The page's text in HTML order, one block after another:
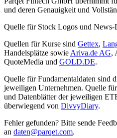
und deren Genauigkeit und
Quelle für Stock Logos und News-
Quellen für Kurse sind Gettex,
Handelsplätze sowie Ariva.de AG,
QuoteMedia und GOLD.DE.
Quelle für Fundamentaldaten sind
jeweiligen Unternehmen. Quelle
und Datenblätter der jeweiligen
überwiegend von DivvyDiary.
Fehler gefunden? Bitte sende
an daten@parqet.com.